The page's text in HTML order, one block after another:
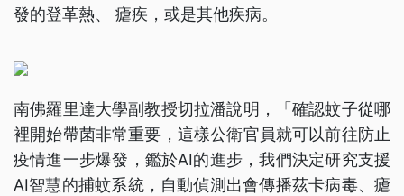
發的登革熱、 瘧疾，或是其他疾病。
南佛羅里達大學副教授切拉潘說明，「確認蚊子從哪
裡開始帶菌非常重要，這樣公衛官員就可以前往防止
疫情進一步爆發，鑑於AI的進步，我們決定研究支援
AI智慧的捕蚊系統，自動偵測出會傳播茲卡病毒、瘧